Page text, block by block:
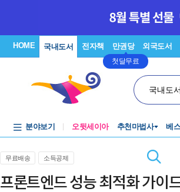
HOME 국내도서 전자책 만권당
첫달무료
외국도서
국내도
분야보기 오뒷세이아 추천마법사 베
무료배송 소득공제
프론트엔드 성능 최적화 가이